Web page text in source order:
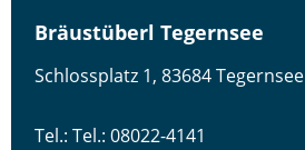
Bräustüberl Tegernsee
Schlossplatz 1, 83684 Tegernsee
Tel.: Tel.: 08022-4141